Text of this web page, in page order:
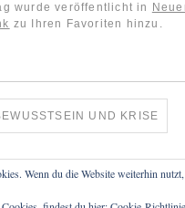
wurde veröffentlicht in
zu Ihren Favoriten hinzu.
UND KRISE
Wenn du die Website weiterhin